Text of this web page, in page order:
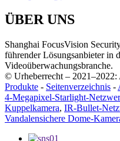
ÜBER UNS
Shanghai FocusVision
führender Lösungsanbieter in
Videoüberwachungsbranche.
© Urheberrecht – 2021–2022:
Produkte - Seitenverzeichnis -
4-Megapixel-Starlight-
Kuppelkamera, IR-Bullet-
Vandalensichere Dome-